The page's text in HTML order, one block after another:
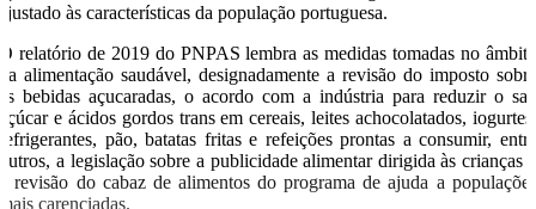
ajustado às características da população portuguesa.
O relatório de 2019 do PNPAS lembra as medidas tomadas no âmbito
da alimentação saudável, designadamente a revisão do imposto sobre
as bebidas açucaradas, o acordo com a indústria para reduzir o sal,
açúcar e ácidos gordos trans em cereais, leites achocolatados, iogurtes,
refrigerantes, pão, batatas fritas e refeições prontas a consumir, entre
outros, a legislação sobre a publicidade alimentar dirigida às crianças e
a revisão do cabaz de alimentos do programa de ajuda a populações
mais carenciadas.